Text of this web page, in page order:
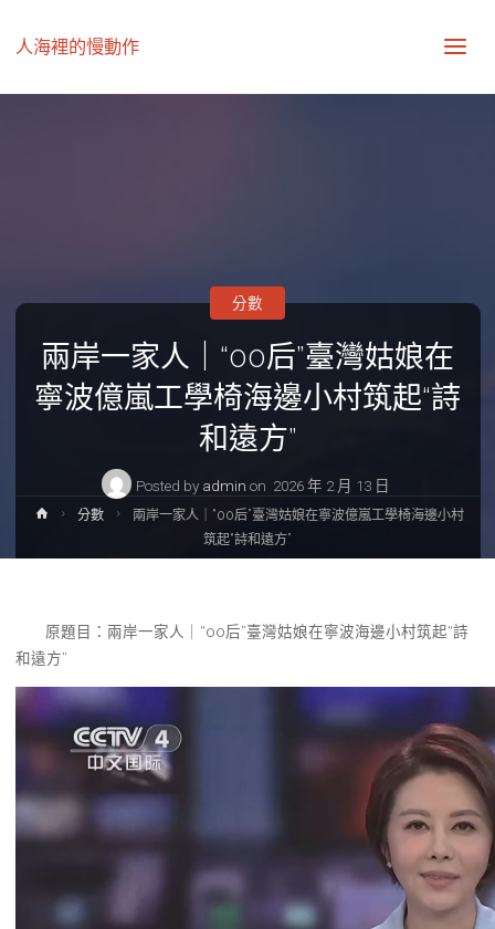
人海裡的慢動作
兩岸一家人｜“00后”臺灣姑娘在
寧波億嵐工學椅海邊小村筑起“詩
和遠方”
Posted by admin on 2026 年 2 月 13 日
分數
Home分數
兩岸一家人｜“00后”臺灣姑娘在寧波億嵐工學椅海邊小村
筑起“詩和遠方”
原題目：兩岸一家人｜“00后”臺灣姑娘在寧波海邊小村筑起“詩
和遠方”